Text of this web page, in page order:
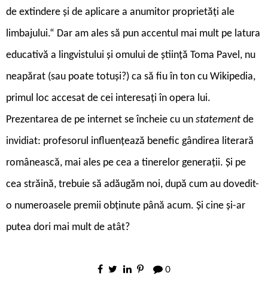
de extindere şi de aplicare a anumitor proprietăţi ale
limbajului.“ Dar am ales să pun accentul mai mult pe latura
educativă a lingvistului și omului de știință Toma Pavel, nu
neapărat (sau poate totuși?) ca să fiu în ton cu Wikipedia,
primul loc accesat de cei interesați în opera lui.
Prezentarea de pe internet se încheie cu un statement de
invidiat: profesorul influențează benefic gândirea literară
românească, mai ales pe cea a tinerelor generații. Și pe
cea străină, trebuie să adăugăm noi, după cum au dovedit-
o numeroasele premii obținute până acum. Și cine și-ar
putea dori mai mult de atât?
0